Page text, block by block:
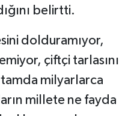
belirtti.
dolduramıyor,
çiftçi tarlasını
milyarlarca
millete ne fayda